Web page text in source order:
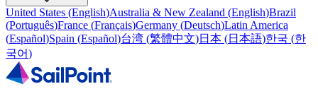
United States (English)Australia & New Zealand (English)Brazil
(Português)France (Français)Germany (Deutsch)Latin America
(Español)Spain (Español)台湾 (繁體中文)日本 (日本語)한국 (한
국어)